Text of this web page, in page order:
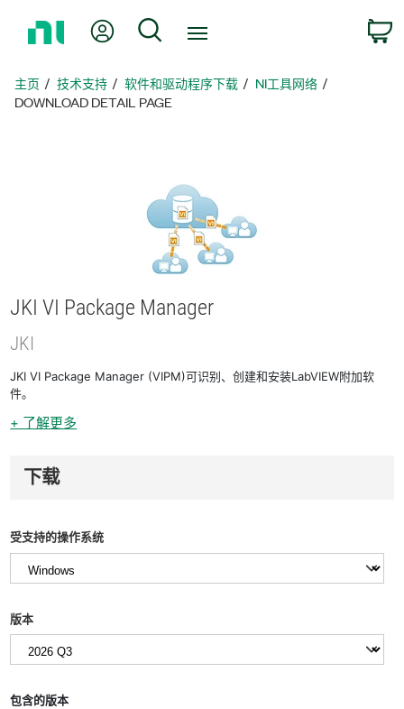
页
我的账户 搜索
主页 技术支持 软件和驱动程序下载
NI工具网络
DOWNLOAD DETAIL PAGE
JKI VI Package Manager
JKI
JKI VI Package Manager (VIPM)可识别、创建和安装LabVIEW附加软
件。
+ 了解更多
下载
受支持的操作系统
版本
包含的版本